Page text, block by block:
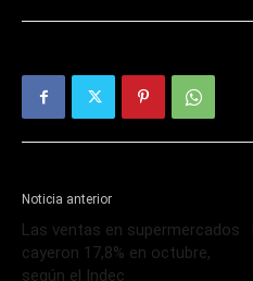
Noticia anterior
Las ventas en supermercados
cayeron 17,8% en octubre,
según el Indec